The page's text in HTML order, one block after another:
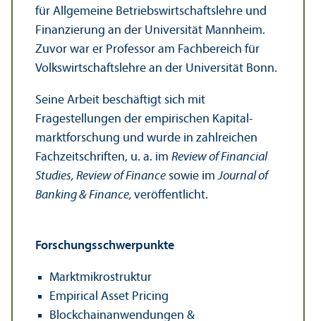
für Allgemeine Betriebs­wirtschafts­lehre und
Finanzierung an der Universität Mannheim.
Zuvor war er Professor am Fach­bereich für
Volkswirtschafts­lehre an der Universität Bonn.
Seine Arbeit beschäftigt sich mit
Fragestellungen der empirischen Kapital­
markt­forschung und wurde in zahlreichen
Fach­zeitschriften, u. a. im Review of Financial
Studies, Review of Finance sowie imJournal of
Banking & Finance, veröffentlicht.
Forschungs­schwerpunkte
Markt­mikrostruktur
Empirical Asset Pricing
Blockchain­anwendungen &